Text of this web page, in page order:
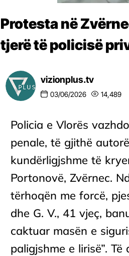
Protesta në
tjerë të policisë
vizionplus.tv
03/06/2026 14,489
Policia e Vlorës
penale, të gjithë
kundërligjshme të
Portonovë, Zvërnec.
tërhoqën me forcë,
dhe G. V., 41 vjeç,
caktuar masën e
paligjshme e lirisë”.